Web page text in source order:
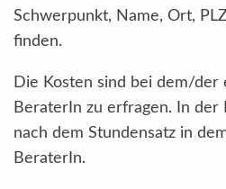
Schwerpunkt, Name, Ort,
finden.
Die Kosten sind bei dem/der
BeraterIn zu erfragen. In der
nach dem Stundensatz in
BeraterIn.